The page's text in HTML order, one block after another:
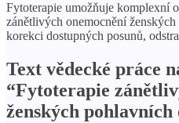
Fytoterapie umožňuje komplexní
zánětlivých onemocnění
korekci dostupných posunů,
Text vědecké práce
“Fytoterapie
ženských pohlavních